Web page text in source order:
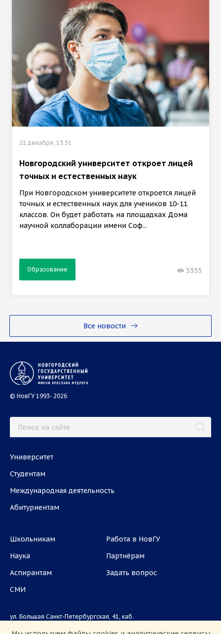
Все новости
21 декабря, 13:51
Новгородский университет откроет лицей
точных и естественных наук
При Новгородском университете откроется лицей
точных и естественных наук для учеников 10-11
классов. Он будет работать на площадках Дома
научной коллаборации имени Соф...
Образование 5355
© НовГУ 1993- 2026
Университет
Студентам
Международная деятельность
Абитуриентам
Школьникам
Наука
Аспирантам
СМИ
Работа в НовГУ
Партнёрам
Задать вопрос
ул. Большая Санкт-Петербургская, 41, каб.